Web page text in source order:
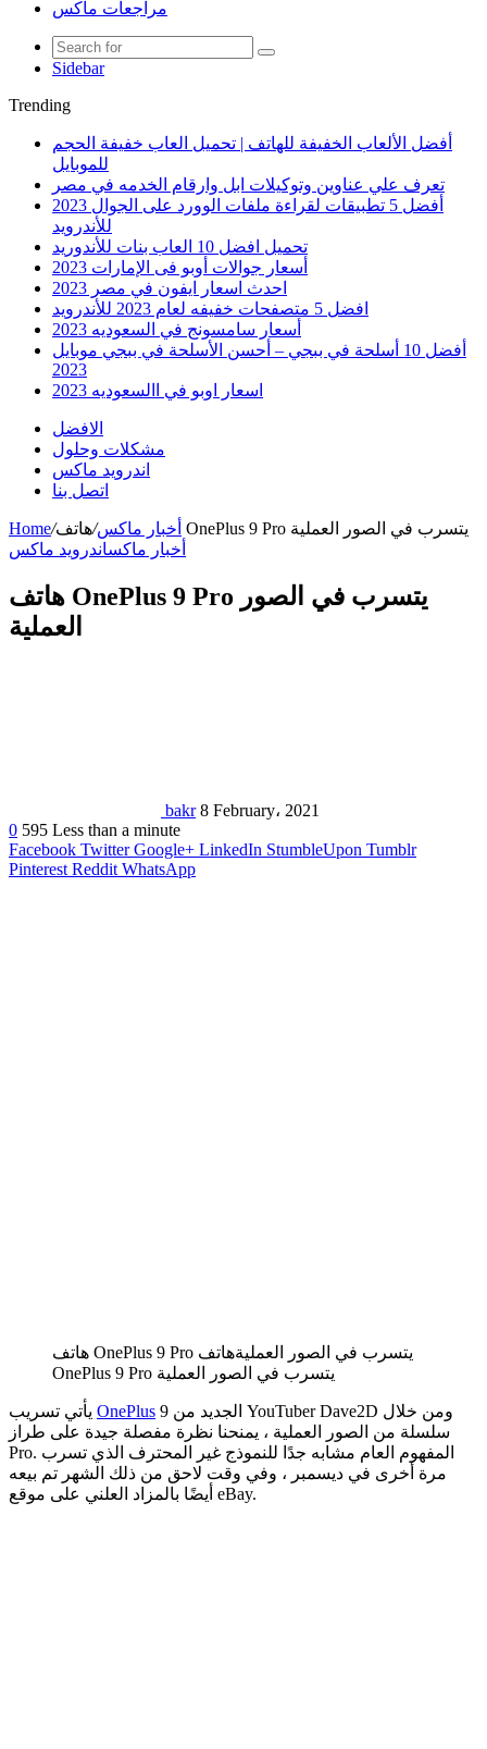
مراجعات ماكس
Sidebar
Trending
أفضل الألعاب الخفيفة للهاتف | تحميل العاب خفيفة الحجم
للموبايل
تعرف علي عناوين وتوكيلات ابل وارقام الخدمه في مصر
أفضل 5 تطبيقات لقراءة ملفات الوورد على الجوال 2023
للأندرويد
تحميل افضل 10 العاب بنات للأندوريد
أسعار جوالات أوبو فى الإمارات 2023
احدث اسعار ايفون في مصر 2023
افضل 5 متصفحات خفيفه لعام 2023 للأندرويد
أسعار سامسونج في السعوديه 2023
أفضل 10 أسلحة في ببجي – أحسن الأسلحة في ببجي موبايل
2023
اسعار اوبو في االسعوديه 2023
الافضل
مشكلات وحلول
اندرويد ماكس
اتصل بنا
Home/ أخبار ماكس/
هاتف OnePlus 9 Pro يتسرب في الصور العملية
أخبار ماكساندرويد ماكس
هاتف OnePlus 9 Pro يتسرب في الصور
العملية
bakr 8 February، 2021
0 595 Less than a minute
Facebook Twitter Google+ LinkedIn StumbleUpon Tumblr
Pinterest Reddit WhatsApp
هاتف OnePlus 9 Pro يتسرب في الصور العمليةهاتف
OnePlus 9 Pro يتسرب في الصور العملية
OnePlus 9 الجديد من YouTuber Dave2D ومن خلال
سلسلة من الصور العملية ، يمنحنا نظرة مفصلة جيدة على طراز
Pro. المفهوم العام مشابه جدًا للنموذج غير المحترف الذي تسرب
مرة أخرى في ديسمبر ، وفي وقت لاحق من ذلك الشهر تم بيعه
أيضًا بالمزاد العلني على موقع eBay.